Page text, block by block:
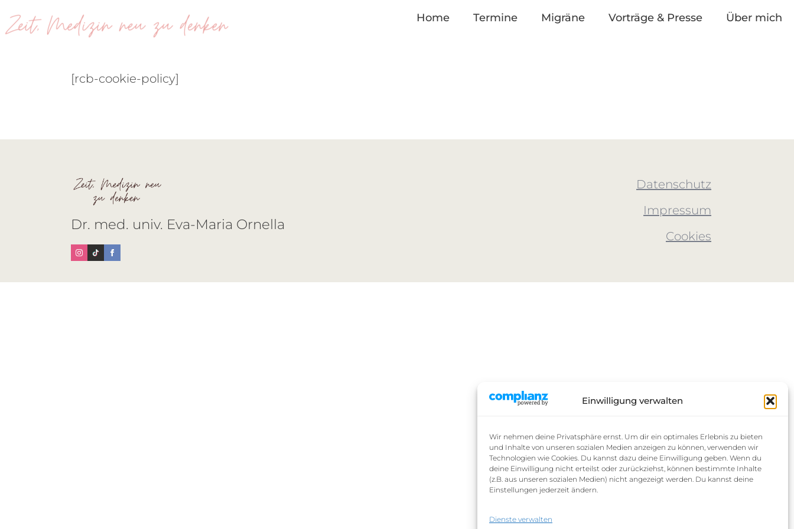
Einwilligung verwalten
Wir nehmen deine Privatsphäre ernst. Um dir ein optimales Erlebnis zu bieten
und Inhalte von unseren sozialen Medien anzeigen zu können, verwenden wir
Technologien wie Cookies. Du kannst dazu deine Einwilligung geben. Wenn du
deine Einwilligung nicht erteilst oder zurückziehst, können bestimmte Inhalte
(z.B. aus unseren sozialen Medien) nicht angezeigt werden. Du kannst deine
Einstellungen jederzeit ändern.
Dienste verwalten
Home Termine Migräne Vorträge & Presse Über mich
[rcb-cookie-policy]
Dr. med. univ. Eva-Maria Ornella
Datenschutz
Impressum
Cookies